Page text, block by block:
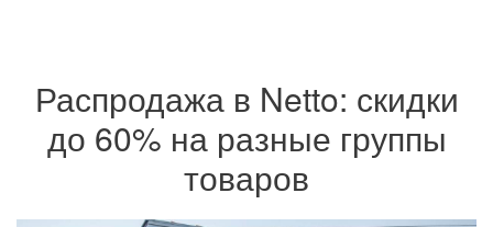
Распродажа в Netto: скидки
до 60% на разные группы
товаров